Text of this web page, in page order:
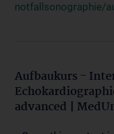
notfallsonographie/
Aufbaukurs -
advanced |